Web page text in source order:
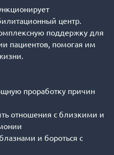
центр.
поддержку для
пациентов, помогая им
проработку причин
отношения с близкими и
и бороться с